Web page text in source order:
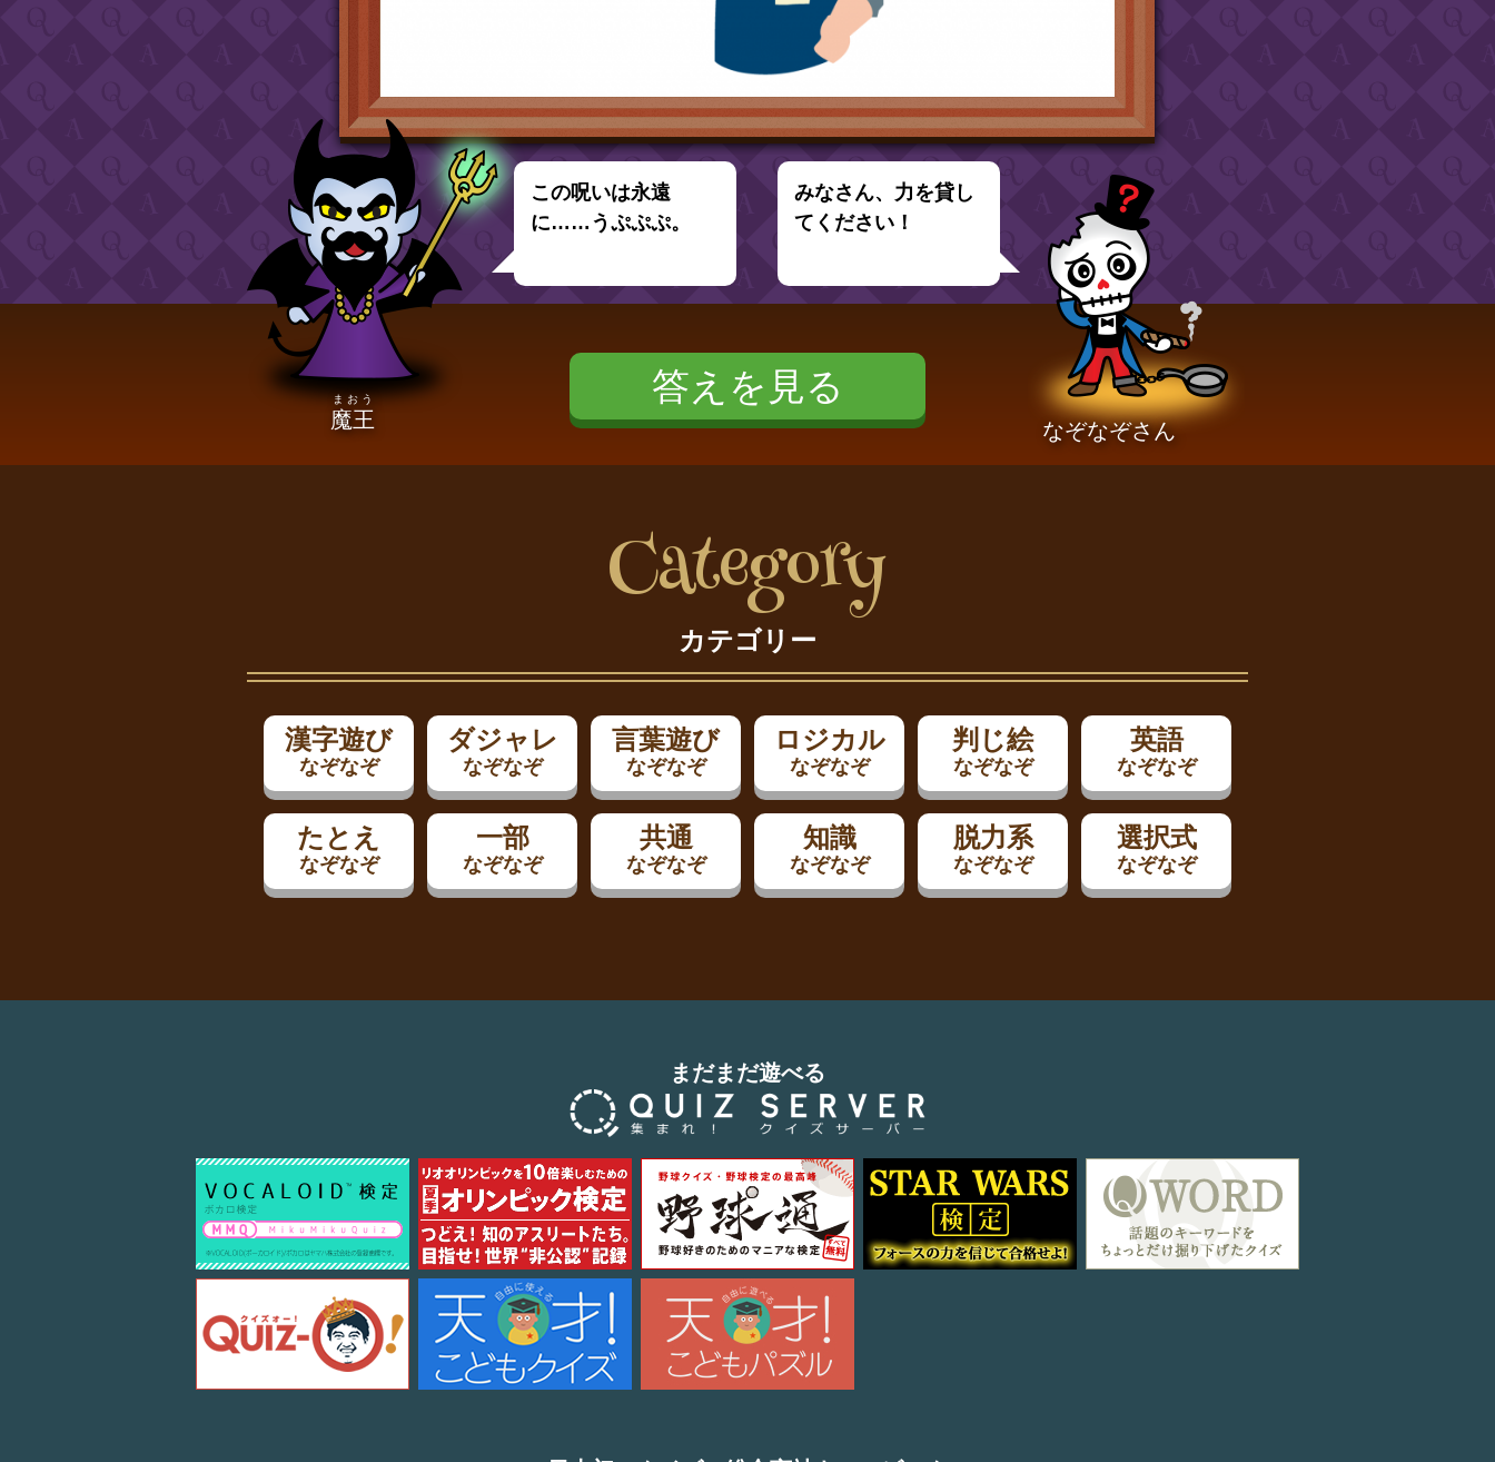
魔王
まおう
この呪いは永遠
に……うぷぷぷ。
なぞなぞさん
みなさん、力を貸し
てください！
答えを見る
Category
カテゴリー
漢字遊び
なぞなぞ
ダジャレ
なぞなぞ
言葉遊び
なぞなぞ
ロジカル
なぞなぞ
判じ絵
なぞなぞ
英語
なぞなぞ
たとえ
なぞなぞ
一部
なぞなぞ
共通
なぞなぞ
知識
なぞなぞ
脱力系
なぞなぞ
選択式
なぞなぞ
まだまだ遊べる